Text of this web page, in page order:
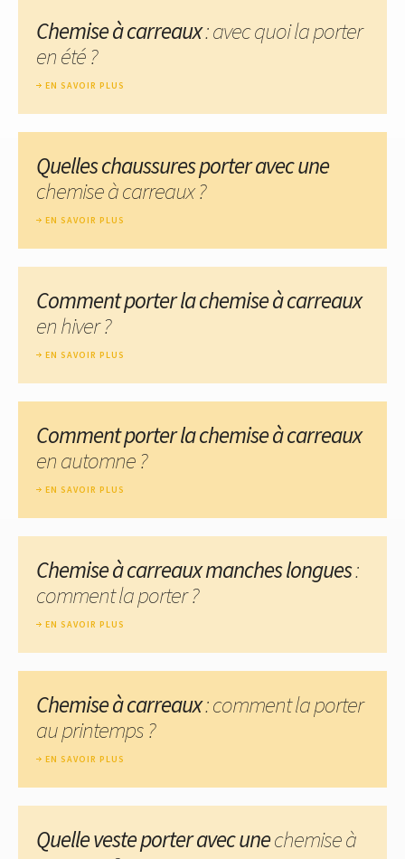
Chemise à carreaux: avec quoi la porter
en été ?
EN SAVOIR PLUS
Quelles chaussures porter avec une
chemise à carreaux ?
EN SAVOIR PLUS
Comment porter la chemise à carreaux
en hiver ?
EN SAVOIR PLUS
Comment porter la chemise à carreaux
en automne ?
EN SAVOIR PLUS
Chemise à carreaux manches longues:
comment la porter ?
EN SAVOIR PLUS
Chemise à carreaux: comment la porter
au printemps ?
EN SAVOIR PLUS
Quelle veste porter avec unechemise à